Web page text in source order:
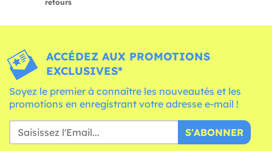
retours
ACCÉDEZ AUX PROMOTIONS
EXCLUSIVES*
Soyez le premier à connaître les nouveautés et les
promotions en enregistrant votre adresse e-mail !
S'ABONNER